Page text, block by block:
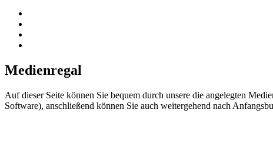
Medienregal
Auf dieser Seite können Sie bequem durch unsere die angelegten
Software), anschließend können Sie auch weitergehend nach